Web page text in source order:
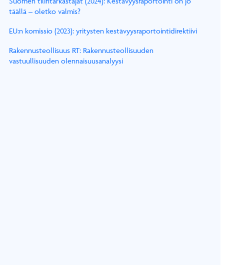
täällä – oletko valmis?
EU:n komissio (2023): yritysten kestävyysraportointidirektiivi
Rakennusteollisuus RT: Rakennusteollisuuden
vastuullisuuden olennaisuusanalyysi